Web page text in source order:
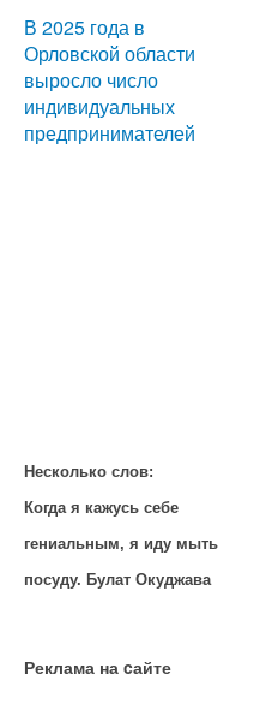
В 2025 года в
Орловской области
выросло число
индивидуальных
предпринимателей
Несколько слов:
Когда я кажусь себе
гениальным, я иду мыть
посуду. Булат Окуджава
Реклама на cайте